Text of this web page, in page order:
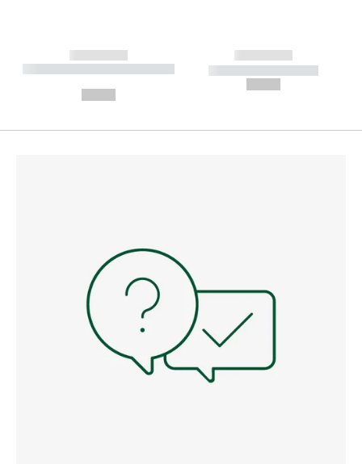
------------
----------- ----------- --------
------------
----------- -----------